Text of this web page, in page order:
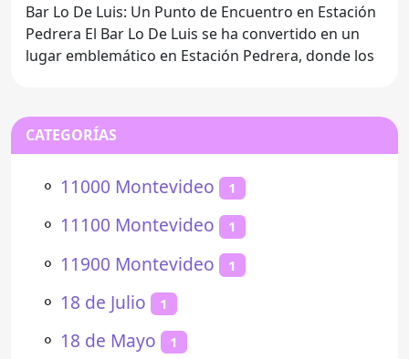
Bar Lo De Luis: Un Punto de Encuentro en Estación
Pedrera El Bar Lo De Luis se ha convertido en un
lugar emblemático en Estación Pedrera, donde los
CATEGORÍAS
⚬ 11000 Montevideo 1
⚬ 11100 Montevideo 1
⚬ 11900 Montevideo 1
⚬ 18 de Julio 1
⚬ 18 de Mayo 1